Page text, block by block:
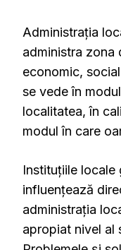
Administrația
administra zona
economic,
se vede în
localitatea, în
modul în care
Instituțiile
influențează
administrația
apropiat nivel al